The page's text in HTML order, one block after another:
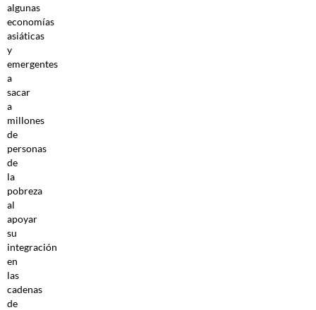
algunas
economías
asiáticas
y
emergentes
a
sacar
a
millones
de
personas
de
la
pobreza
al
apoyar
su
integración
en
las
cadenas
de